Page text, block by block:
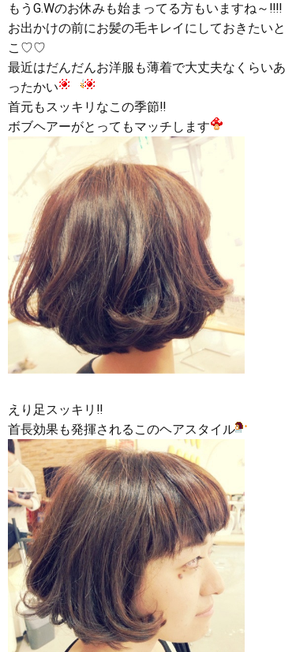
もうG.Wのお休みも始まってる方もいますね～‼︎‼︎
お出かけの前にお髪の毛キレイにしておきたいと
こ♡♡
最近はだんだんお洋服も薄着で大丈夫なくらいあ
ったかい
首元もスッキリなこの季節‼︎
ボブヘアーがとってもマッチします
えり足スッキリ‼︎
首長効果も発揮されるこのヘアスタイル